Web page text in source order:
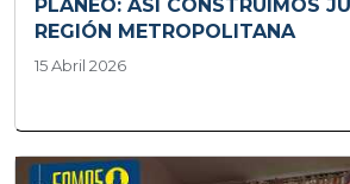
PLANEO: ASÍ CONSTRUIMOS
REGIÓN METROPOLITANA
15 Abril 2026